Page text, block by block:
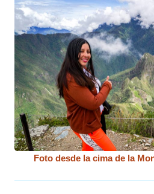
Foto desde la cima de la